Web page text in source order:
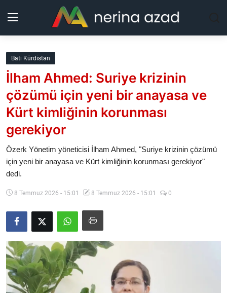
Kurdistan
Bölgeler
Yaşam
Güncel
Analiz
Video
Yazarlar
Arşiv
Batı Kürdistan
İlham Ahmed: Suriye krizinin
çözümü için yeni bir anayasa ve
Kürt kimliğinin korunması
gerekiyor
Özerk Yönetim yöneticisi İlham Ahmed, "Suriye krizinin çözümü
için yeni bir anayasa ve Kürt kimliğinin korunması gerekiyor"
dedi.
8 Temmuz 2026 - 15:01 8 Temmuz 2026 - 15:01 0